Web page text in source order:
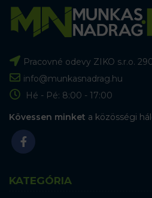
Pracovné odevy ZIKO s.r.o.
info@munkasnadrag.hu
Hé - Pé: 8:00 - 17:00
Kövessen minket a közösségi
KATEGÓRIA